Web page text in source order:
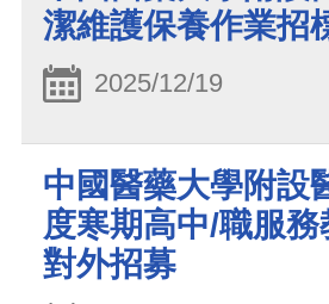
潔維護保養作業招
2025/12/19
中國醫藥大學附設
度寒期高中/職服
對外招募